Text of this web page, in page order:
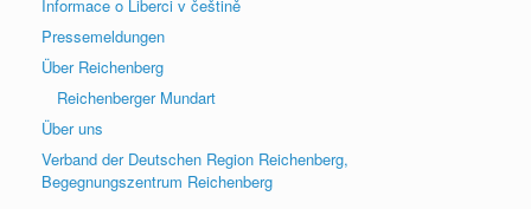
Informace o Liberci v češtině
Pressemeldungen
Über Reichenberg
Reichenberger Mundart
Über uns
Verband der Deutschen Region Reichenberg,
Begegnungszentrum Reichenberg